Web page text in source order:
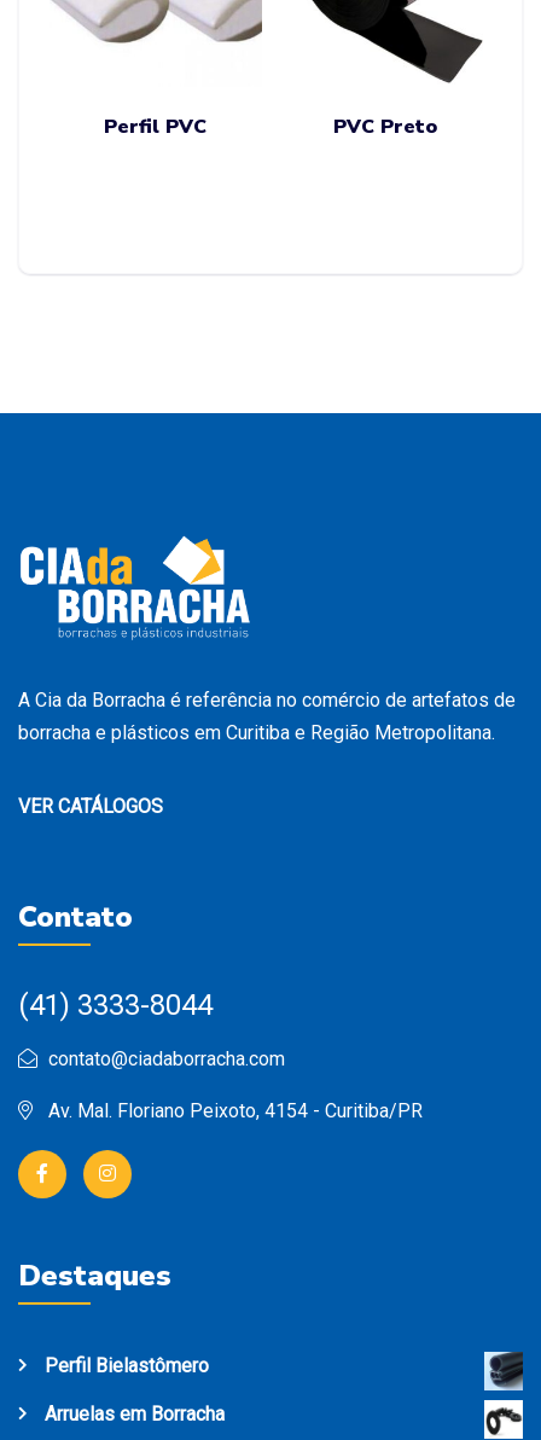
Perfil PVC PVC Preto
A Cia da Borracha é referência no comércio de artefatos de
borracha e plásticos em Curitiba e Região Metropolitana.
VER CATÁLOGOS
Contato
(41) 3333-8044
contato@ciadaborracha.com
Av. Mal. Floriano Peixoto, 4154 - Curitiba/PR
Destaques
Perfil Bielastômero
Arruelas em Borracha